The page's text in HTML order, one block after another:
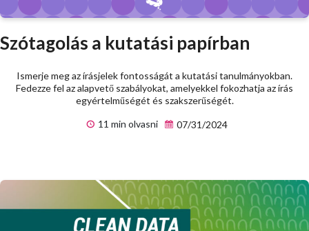
Szótagolás a kutatási papírban
Ismerje meg az írásjelek fontosságát a kutatási tanulmányokban.
Fedezze fel az alapvető szabályokat, amelyekkel fokozhatja az írás
egyértelműségét és szakszerűségét.
11 min olvasni
07/31/2024